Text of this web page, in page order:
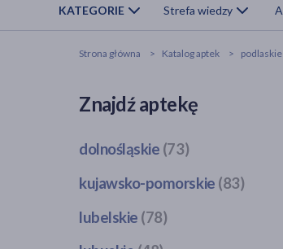
KATEGORIE Strefa wiedzy
Strona główna Katalog aptek podlaskie
Znajdź aptekę
dolnośląskie (73)
Bogatynia(1)
Głogów (3)
kujawsko-pomorskie (83)
Bobrowo(1)
lubelskie (78)